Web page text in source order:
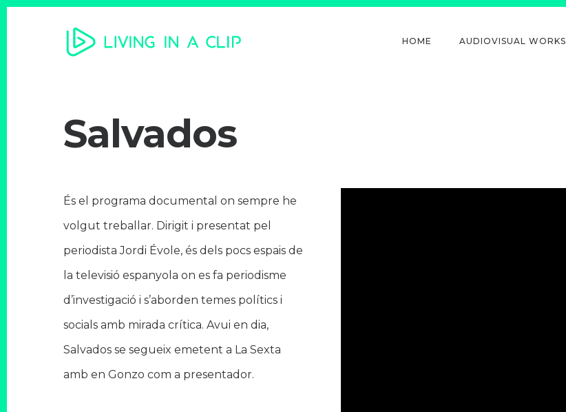
HOME AUDIOVISUAL WORKS
Salvados
És el programa documental on sempre he
volgut treballar. Dirigit i presentat pel
periodista Jordi Évole, és dels pocs espais de
la televisió espanyola on es fa periodisme
d’investigació i s’aborden temes polítics i
socials amb mirada crítica. Avui en dia,
Salvados se segueix emetent a La Sexta
amb en Gonzo com a presentador.